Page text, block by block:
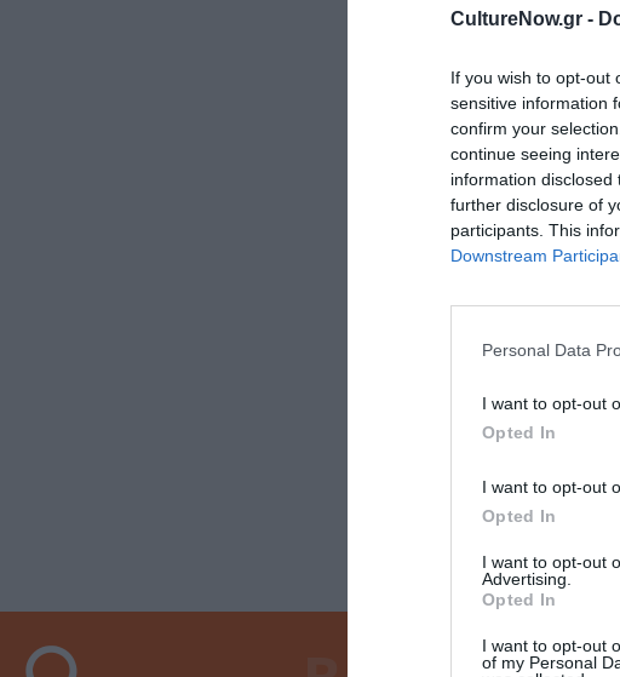
CultureNow.gr -
If you wish to opt-out
sensitive information
confirm your
continue seeing
information
further disclosure of
participants. This
Downstream
Personal Data
I want to opt-out
Opted In
I want to opt-out
Opted In
I want to opt-out
Advertising.
Opted In
I want to opt-out
of my Personal